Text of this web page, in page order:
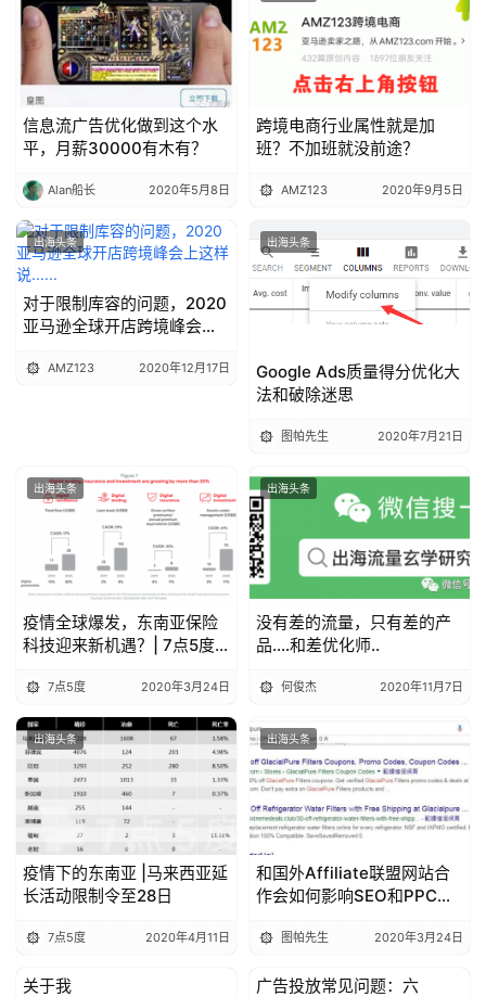
信息流广告优化做到这个水
平，月薪30000有木有？
Alan船长 2020年5月8日
跨境电商行业属性就是加
班？不加班就没前途？
AMZ123 2020年9月5日
出海头条
对于限制库容的问题，2020
亚马逊全球开店跨境峰会上
AMZ123 2020年12月17日
出海头条
Google Ads质量得分优化大
法和破除迷思
图帕先生 2020年7月21日
出海头条
疫情全球爆发，东南亚保险
科技迎来新机遇？| 7点5度
7点5度 2020年3月24日
出海头条
没有差的流量，只有差的产
品….和差优化师..
何俊杰 2020年11月7日
出海头条
疫情下的东南亚 |马来西亚延
长活动限制令至28日
7点5度 2020年4月11日
出海头条
和国外Affiliate联盟网站合
作会如何影响SEO和PPC？
图帕先生 2020年3月24日
出海头条
关于我 出海头条
广告投放常见问题：六